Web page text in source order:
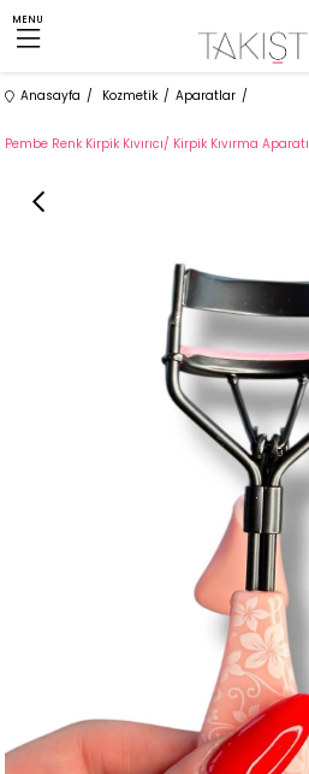
MENU
Anasayfa Kozmetik Aparatlar
Pembe Renk Kirpik Kıvırıcı/ Kirpik Kıvırma Aparatı